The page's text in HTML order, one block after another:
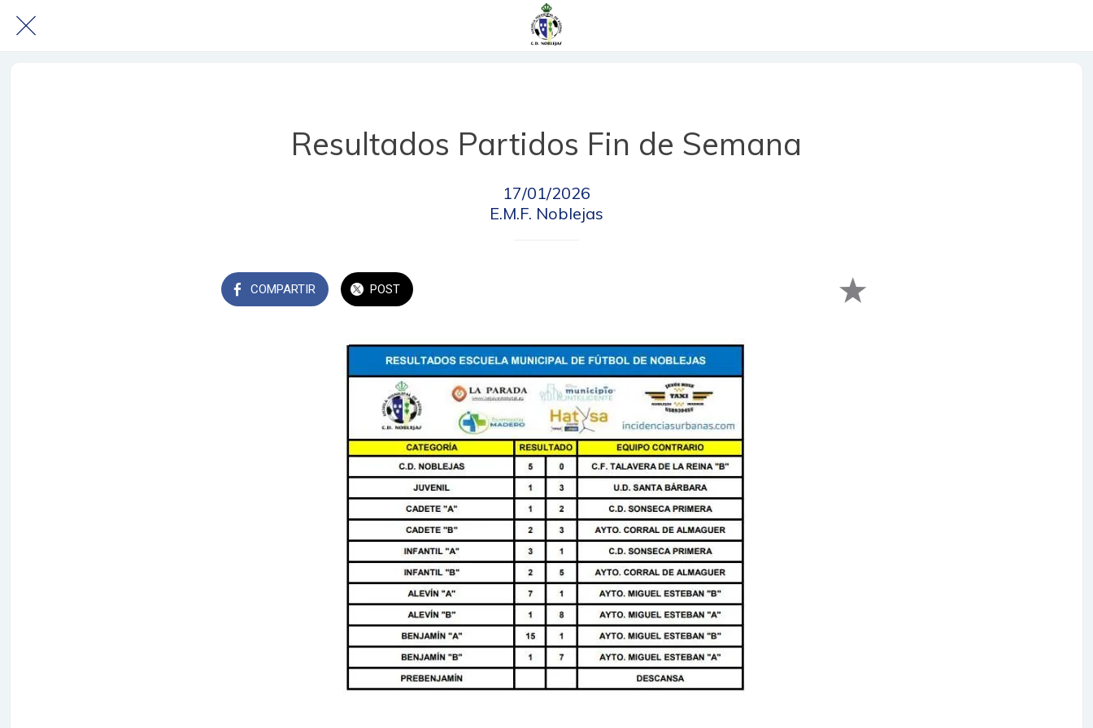
Resultados Partidos Fin de Semana
17/01/2026
E.M.F. Noblejas
COMPARTIR POST